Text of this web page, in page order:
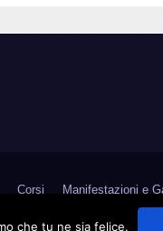
Corsi Manifestazioni e
Contatti Link Utili
che tu ne sia felice.